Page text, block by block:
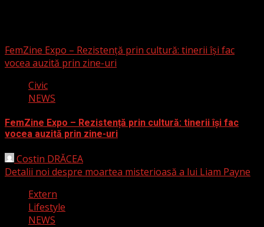
FemZine Expo – Rezistență prin cultură: tinerii își fac
vocea auzită prin zine-uri
Civic
NEWS
FemZine Expo – Rezistență prin cultură: tinerii își fac
vocea auzită prin zine-uri
Costin DRĂCEA
Detalii noi despre moartea misterioasă a lui Liam Payne
Extern
Lifestyle
NEWS